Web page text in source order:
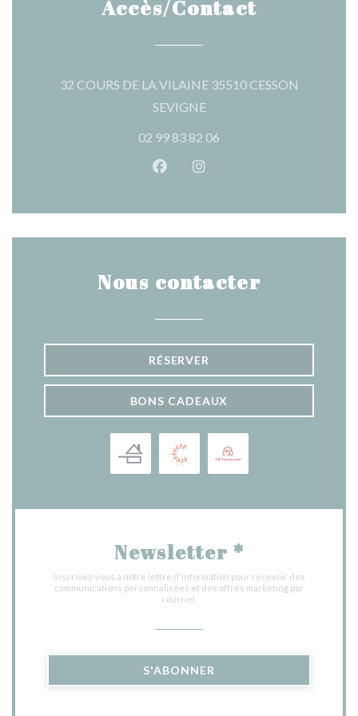
Accès/Contact
32 COURS DE LA VILAINE 35510 CESSON
SEVIGNE((ouvre une nouvelle
02 99 83 82 06
Facebook ((ouvre une
Instagram ((ouvre une
Nous contacter
RÉSERVER
BONS CADEAUX
Newsletter *
Inscrivez-vous à notre lettre d'information pour recevoir des
communications personnalisées et des offres marketing par
courriel.
S'ABONNER